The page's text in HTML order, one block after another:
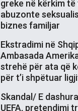
greke në kërkim
abuzonte
biznes familjar
Ekstradimi në
Ambasada
strehë për ata që
për t’i shpëtuar
Skandal/ E
UEFA, pretendimi